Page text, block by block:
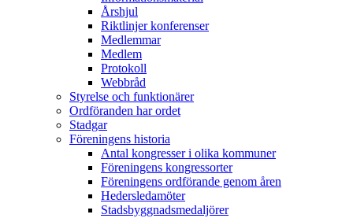
Årshjul
Riktlinjer konferenser
Medlemmar
Medlem
Protokoll
Webbråd
Styrelse och funktionärer
Ordföranden har ordet
Stadgar
Föreningens historia
Antal kongresser i olika kommuner
Föreningens kongressorter
Föreningens ordförande genom åren
Hedersledamöter
Stadsbyggnadsmedaljörer